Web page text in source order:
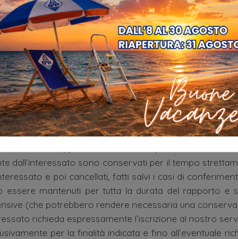
anonimi i dati stessi.
e volontario di messaggi agli indirizzi di contatto
e l’inoltro di eventuali moduli ivi presenti,
necessari a rispondere, nonché di tutti i dati
per dare corso alle eventuali richieste di
legge e/o agli obblighi precontrattuali e/o agli
dall’incarico che l’utente dovesse conferire a STP
di tali dati sono pertanto: l’obbligo di legge
derivanti dal rapporto contrattuale e precontrattuale.
dall’interessato sono conservati per il tempo
e poi cancellati, fatti salvi i casi di
essere mantenuti per tutta la durata del rapporto e
(che potrebbero rendere necessaria una
richieda espressamente l’iscrizione al nostro
per la finalità indicata e fino all’eventuale